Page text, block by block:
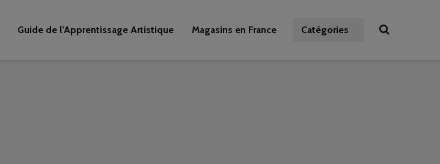
Guide de l’Apprentissage Artistique Magasins en France Catégories